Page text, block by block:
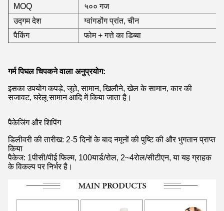
MOQ
५०० गज
उद्गम देश
ग्वांगडोंग प्रांत, चीन
पैकिंग
फोम + गत्ते का डिब्बा
गर्म पिघल चिपकने वाला अनुप्रयोग:
इसका उपयोग कपड़े, जूते, सामान, खिलौने, खेल के सामान, कार की
सजावट, घरेलू सामान आदि में किया जाता है।
पैकेजिंग और शिपिंग
डिलीवरी की तारीख: 2-5 दिनों के बाद नमूनों की पुष्टि की और भुगतान प्राप्त
किया
पैकेज: 1पीसी/पीई फिल्म, 100यार्ड/रोल, 2~4रोल/सीटीएन, या यह ग्राहक
के विकल्प पर निर्भर है।